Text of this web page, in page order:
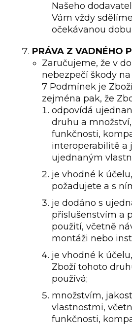
Našeho
Vám vždy
očekávanou
PRÁVA Z VADNÉHO
Zaručujeme, že v
nebezpečí škody
7 Podmínek je
zejména pak, že
odpovídá
druhu a
funkčnosti,
interoperabilitě a
ujednaným
je vhodné k
požadujete a s
je dodáno s
příslušenstvím a
použití, včetně
montáži nebo
je vhodné k
Zboží tohoto
používá;
množstvím,
vlastnostmi,
funkčnosti,